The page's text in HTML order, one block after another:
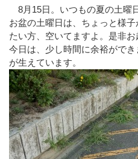
8月15日。いつもの夏の土曜
お盆の土曜日は、ちょっと様
たい方、空いてますよ。是非
今日は、少し時間に余裕がで
が生えています。